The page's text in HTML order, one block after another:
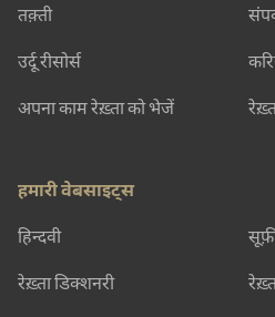
तक़्ती
उर्दू रीसोर्स
अपना काम रेख़्ता को भेजें
हमारी वेबसाइट्स
हिन्दवी
रेख़्ता डिक्शनरी